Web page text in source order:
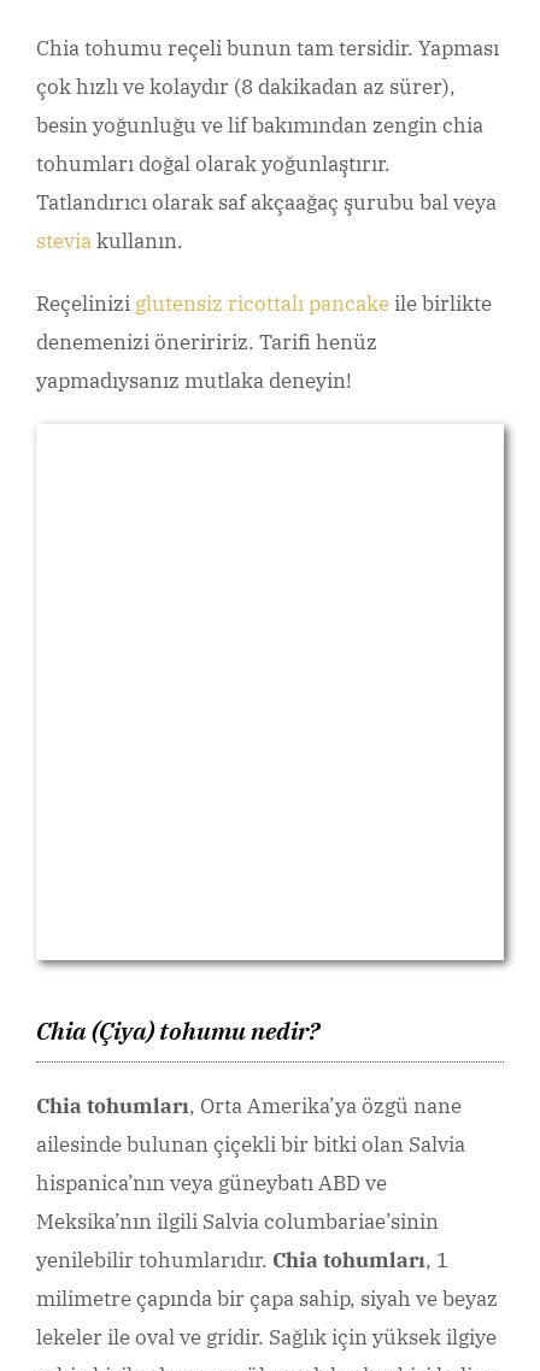
Chia tohumu reçeli bunun tam tersidir. Yapması
çok hızlı ve kolaydır (8 dakikadan az sürer),
besin yoğunluğu ve lif bakımından zengin chia
tohumları doğal olarak yoğunlaştırır.
Tatlandırıcı olarak saf akçaağaç şurubu bal veya
steviakullanın.
Reçelinizi glutensiz ricottalı pancakeile birlikte
denemenizi öneriririz. Tarifi henüz
yapmadıysanız mutlaka deneyin!
Chia (Çiya) tohumu nedir?
Chia tohumları, Orta Amerika’ya özgü nane
ailesinde bulunan çiçekli bir bitki olan Salvia
hispanica’nın veya güneybatı ABD ve
Meksika’nın ilgili Salvia columbariae’sinin
yenilebilir tohumlarıdır. Chia tohumları, 1
milimetre çapında bir çapa sahip, siyah ve beyaz
lekeler ile oval ve gridir. Sağlık için yüksek ilgiye